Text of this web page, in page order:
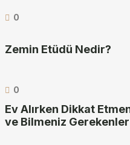
0
Zemin Etüdü Nedir?
0
Ev Alırken Dikkat
ve Bilmeniz Gerekenler